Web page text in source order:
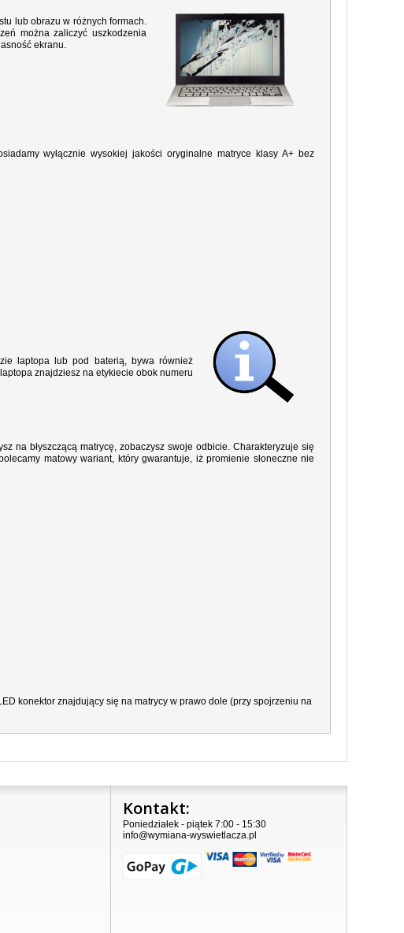
lub obrazu w różnych formach.
można zaliczyć uszkodzenia
ekranu.
wyłącznie wysokiej jakości oryginalne matryce klasy A+ bez
laptopa lub pod baterią, bywa również
znajdziesz na etykiecie obok numeru
na błyszczącą matrycę, zobaczysz swoje odbicie. Charakteryzuje się
matowy wariant, który gwarantuje, iż promienie słoneczne nie
konektor znajdujący się na matrycy w prawo dole (przy spojrzeniu na
Kontakt:
Poniedziałek - piątek 7:00 - 15:30
info@wymiana-wyswietlacza.pl